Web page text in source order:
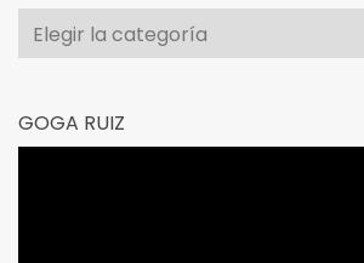
Categorías
GOGA RUIZ